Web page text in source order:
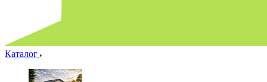
Каталог